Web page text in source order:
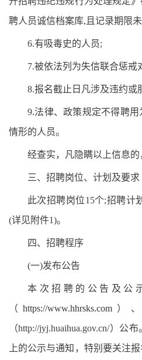
聘人员诚信档案库,且记录期限未
6.有吸毒史的人员;
7.被依法列为失信联合惩戒
8.报名截止日凡涉及违约或
9.法律、政策规定不得聘
情形的人员。
经查实，凡隐瞒以上信息的
三、招聘岗位、计划及要求
此次招聘岗位15个;招聘计
(详见附件1)。
四、招聘程序
(一)发布公告
本次招聘的公告及公
（https://www.hhrsks.com ）
（http://jyj.huaihua.gov.cn/）公
上的公示与通知，特别要关注